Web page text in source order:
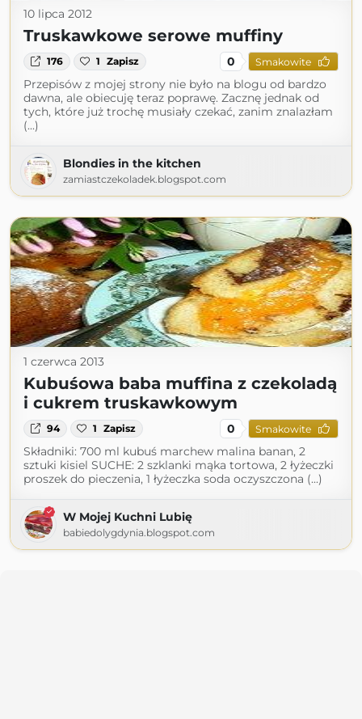
10 lipca 2012
Truskawkowe serowe muffiny
176 1 Zapisz 0 Smakowite
Przepisów z mojej strony nie było na blogu od bardzo
dawna, ale obiecuję teraz poprawę. Zacznę jednak od
tych, które już trochę musiały czekać, zanim znalazłam
(...)
Blondies in the kitchen
zamiastczekoladek.blogspot.com
1 czerwca 2013
Kubuśowa baba muffina z czekoladą
i cukrem truskawkowym
94 1 Zapisz 0 Smakowite
Składniki: 700 ml kubuś marchew malina banan, 2
sztuki kisiel SUCHE: 2 szklanki mąka tortowa, 2 łyżeczki
proszek do pieczenia, 1 łyżeczka soda oczyszczona (...)
W Mojej Kuchni Lubię
babiedolygdynia.blogspot.com